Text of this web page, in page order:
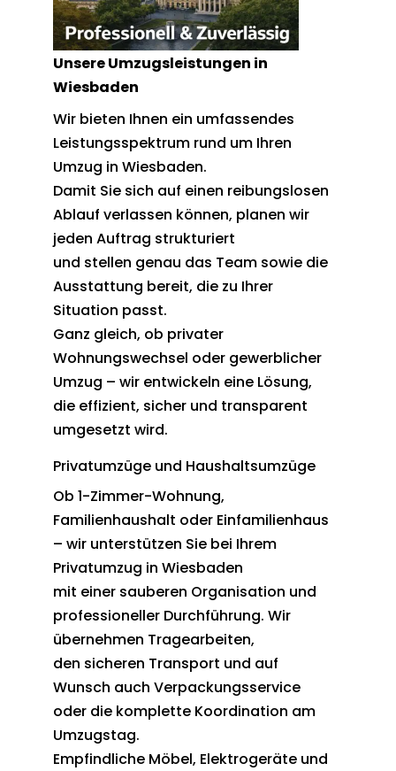
Unsere Umzugsleistungen in
Wiesbaden
Wir bieten Ihnen ein umfassendes
Leistungsspektrum rund um Ihren
Umzug in Wiesbaden.
Damit Sie sich auf einen reibungslosen
Ablauf verlassen können, planen wir
jeden Auftrag strukturiert
und stellen genau das Team sowie die
Ausstattung bereit, die zu Ihrer
Situation passt.
Ganz gleich, ob privater
Wohnungswechsel oder gewerblicher
Umzug – wir entwickeln eine Lösung,
die effizient, sicher und transparent
umgesetzt wird.
Privatumzüge und Haushaltsumzüge
Ob 1-Zimmer-Wohnung,
Familienhaushalt oder Einfamilienhaus
– wir unterstützen Sie bei Ihrem
Privatumzug in Wiesbaden
mit einer sauberen Organisation und
professioneller Durchführung. Wir
übernehmen Tragearbeiten,
den sicheren Transport und auf
Wunsch auch Verpackungsservice
oder die komplette Koordination am
Umzugstag.
Empfindliche Möbel, Elektrogeräte und